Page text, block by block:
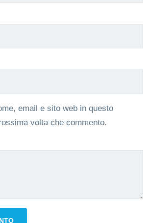
email e sito web in questo
volta che commento.